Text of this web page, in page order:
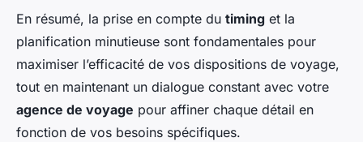
En résumé, la prise en compte du timing et la
planification minutieuse sont fondamentales pour
maximiser l’efficacité de vos dispositions de voyage,
tout en maintenant un dialogue constant avec votre
agence de voyage pour affiner chaque détail en
fonction de vos besoins spécifiques.